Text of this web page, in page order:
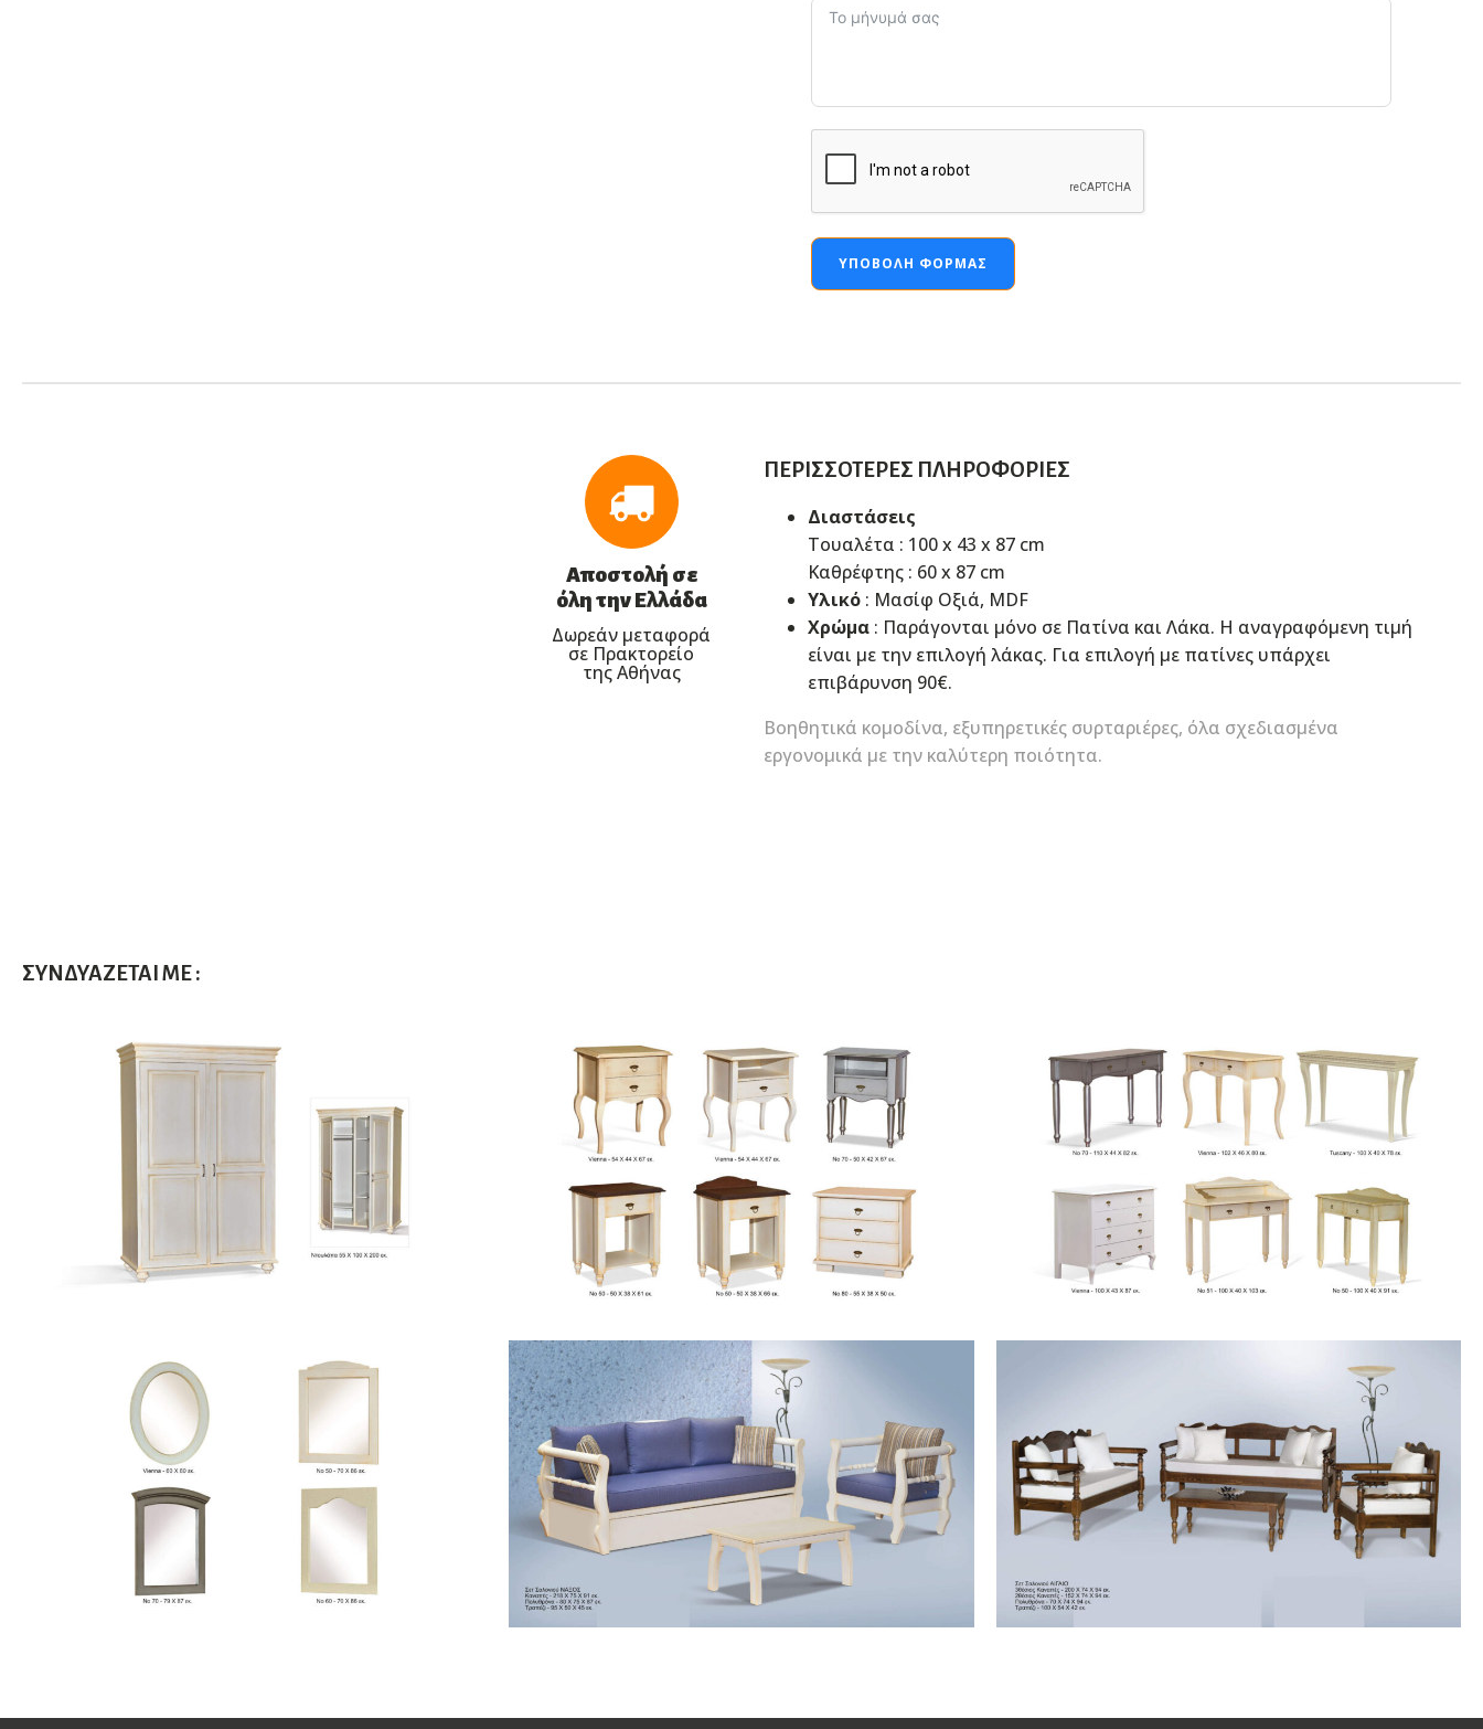
ΥΠΟΒΟΛΉ ΦΌΡΜΑΣ
Αποστολή σε
όλη την Ελλάδα
Δωρεάν μεταφορά
σε Πρακτορείο
της Αθήνας
ΠΕΡΙΣΣΌΤΕΡΕΣ ΠΛΗΡΟΦΟΡΊΕΣ
Διαστάσεις
Τουαλέτα : 100 x 43 x 87 cm
Καθρέφτης : 60 x 87 cm
Υλικό : Μασίφ Οξιά, MDF
Χρώμα : Παράγονται μόνο σε Πατίνα και Λάκα. Η αναγραφόμενη τιμή
είναι με την επιλογή λάκας. Για επιλογή με πατίνες υπάρχει
επιβάρυνση 90€.
Βοηθητικά κομοδίνα, εξυπηρετικές συρταριέρες, όλα σχεδιασμένα
εργονομικά με την καλύτερη ποιότητα.
ΣΥΝΔΥΆΖΕΤΑΙ ΜΕ :